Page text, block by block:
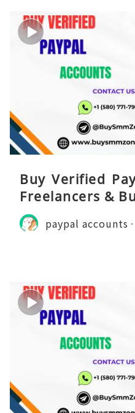
Buy Verified
Freelancers &
paypal accounts